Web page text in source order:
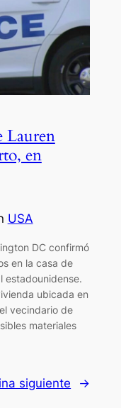
Lauren
en
USA
DC confirmó
en la casa de
estadounidense.
ubicada en
vecindario de
materiales
siguiente →